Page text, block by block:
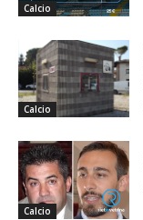
Calcio
Calcio
Calcio